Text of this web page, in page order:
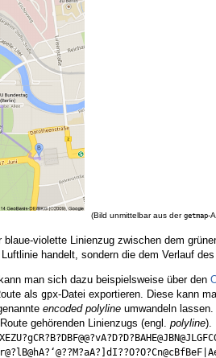
(Bild unmittelbar aus der getmap-
blaue-violette Linienzug zwischen dem
handelt, sondern die dem Verlauf
man sich dazu beispielsweise über den
als gpx-Datei exportieren. Diese kann
encoded polyline umwandeln
gehörenden Linienzugs (engl. polyline).